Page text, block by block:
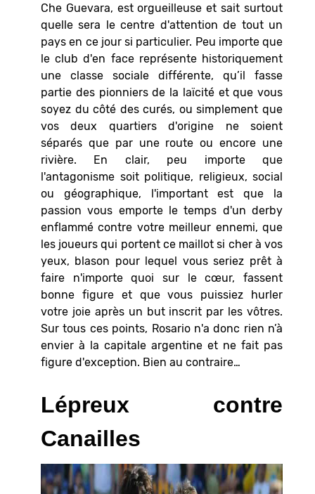
Che Guevara, est orgueilleuse et sait surtout
quelle sera le centre d'attention de tout un
pays en ce jour si particulier. Peu importe que
le club d'en face représente historiquement
une classe sociale différente, qu’il fasse
partie des pionniers de la laïcité et que vous
soyez du côté des curés, ou simplement que
vos deux quartiers d'origine ne soient
séparés que par une route ou encore une
rivière. En clair, peu importe que
l'antagonisme soit politique, religieux, social
ou géographique, l'important est que la
passion vous emporte le temps d'un derby
enflammé contre votre meilleur ennemi, que
les joueurs qui portent ce maillot si cher à vos
yeux, blason pour lequel vous seriez prêt à
faire n'importe quoi sur le cœur, fassent
bonne figure et que vous puissiez hurler
votre joie après un but inscrit par les vôtres.
Sur tous ces points, Rosario n'a donc rien n’à
envier à la capitale argentine et ne fait pas
figure d'exception. Bien au contraire…
Lépreux contre
Canailles